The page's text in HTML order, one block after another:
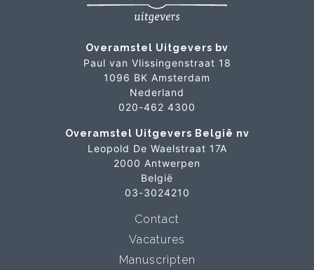
Overamstel Uitgevers bv
Paul van Vlissingenstraat 18
1096 BK Amsterdam
Nederland
020-462 4300
Overamstel Uitgevers België nv
Leopold De Waelstraat 17A
2000 Antwerpen
België
03-3024210
Contact
Vacatures
Manuscripten